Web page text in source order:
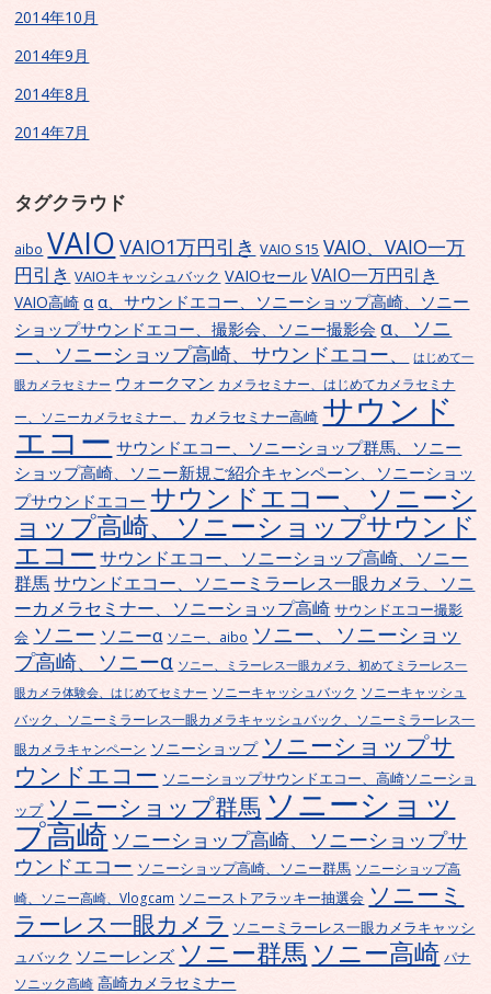
2014年10月
2014年9月
2014年8月
2014年7月
タグクラウド
aibo VAIO VAIO1万円引き VAIO S15 VAIO、VAIO一万
円引き VAIOキャッシュバック VAIOセール VAIO一万円引き
VAIO高崎 α α、サウンドエコー、ソニーショップ高崎、ソニー
ショップサウンドエコー、撮影会、ソニー撮影会 α、ソニ
ー、ソニーショップ高崎、サウンドエコー、
はじめて一
眼カメラセミナー ウォークマン カメラセミナー、はじめてカメラセミナ
ー、ソニーカメラセミナー、
カメラセミナー高崎 サウンド
エコー サウンドエコー、ソニーショップ群馬、ソニー
ショップ高崎、ソニー新規ご紹介キャンペーン、ソニーショッ
プサウンドエコー サウンドエコー、ソニーシ
ョップ高崎、ソニーショップサウンド
エコー サウンドエコー、ソニーショップ高崎、ソニー
群馬 サウンドエコー、ソニーミラーレス一眼カメラ、ソニ
ーカメラセミナー、ソニーショップ高崎 サウンドエコー撮影
会 ソニー ソニーα ソニー、aibo ソニー、ソニーショッ
プ高崎、ソニーα ソニー、ミラーレス一眼カメラ、初めてミラーレス一
眼カメラ体験会、はじめてセミナー ソニーキャッシュバック ソニーキャッシュ
バック、ソニーミラーレス一眼カメラキャッシュバック、ソニーミラーレス一
眼カメラキャンペーン ソニーショップ ソニーショップサ
ウンドエコー ソニーショップサウンドエコー、高崎ソニーショ
ップ ソニーショップ群馬 ソニーショッ
プ高崎 ソニーショップ高崎、ソニーショップサ
ウンドエコー ソニーショップ高崎、ソニー群馬 ソニーショップ高
崎、ソニー高崎、Vlogcam ソニーストアラッキー抽選会 ソニーミ
ラーレス一眼カメラ ソニーミラーレス一眼カメラキャッシ
ュバック ソニーレンズ ソニー群馬 ソニー高崎 パナ
ソニック高崎 高崎カメラセミナー